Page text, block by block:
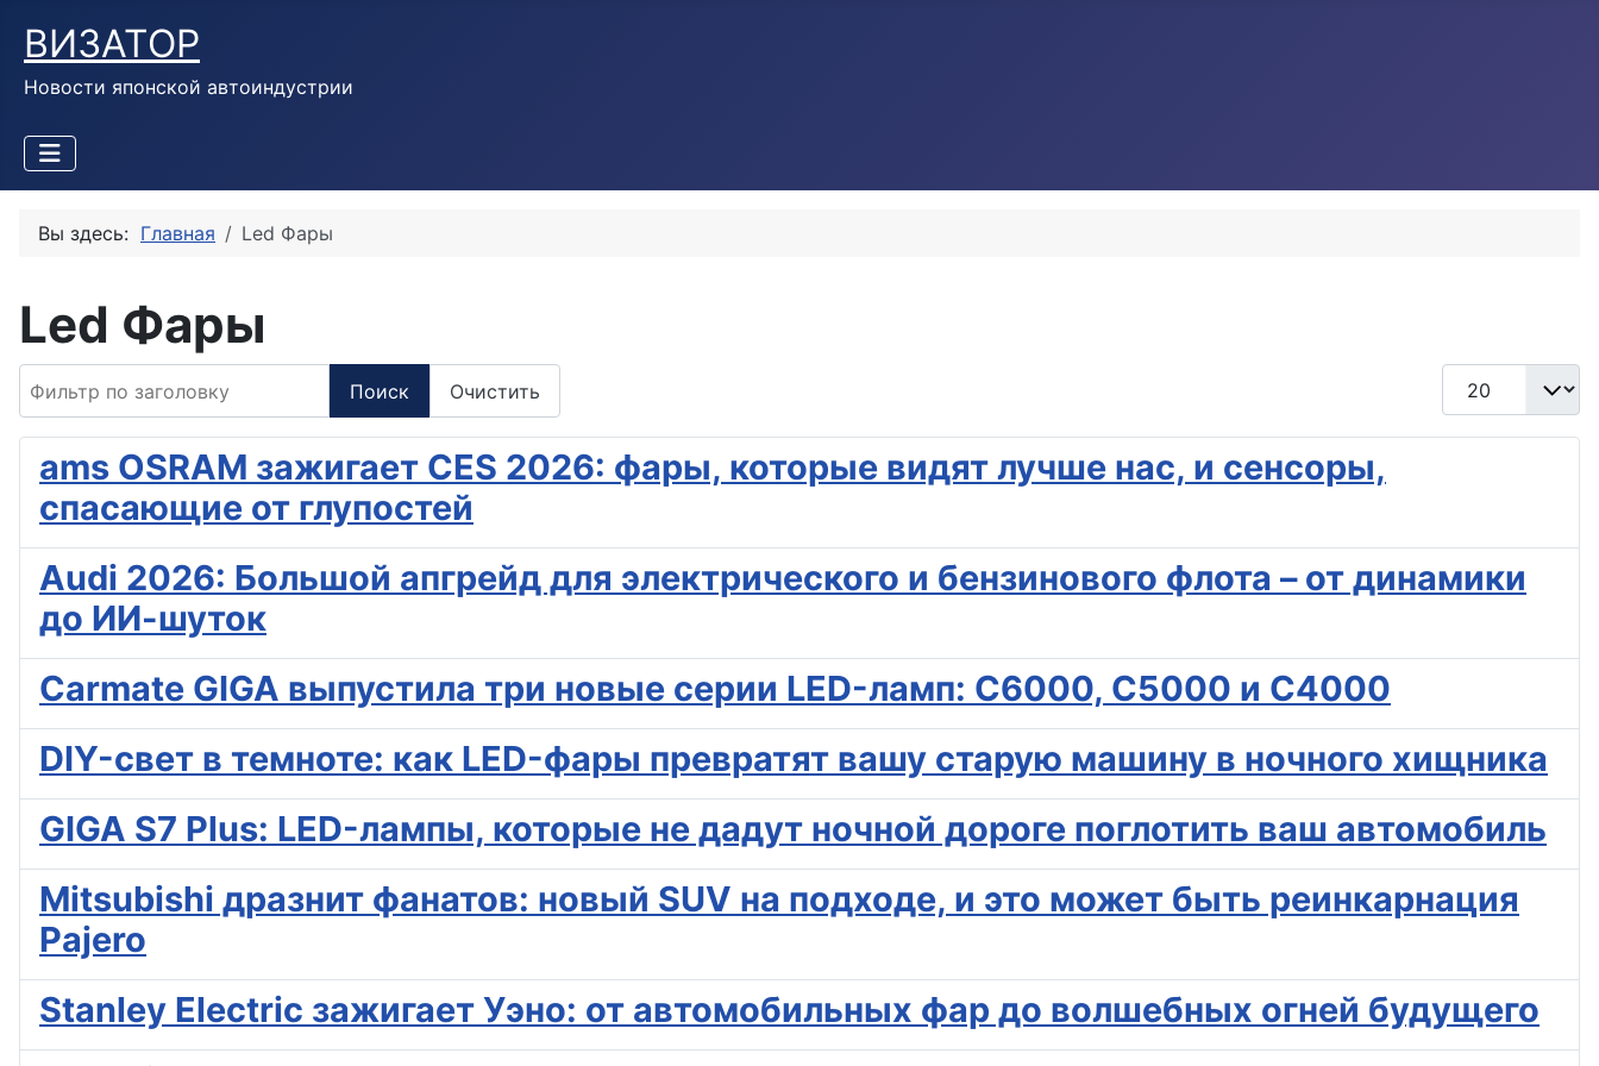
ВИЗАТОР
Новости японской автоиндустрии
Вы здесь: Главная Led Фары
Led Фары
Поиск Очистить
Кол-во строк:
ams OSRAM зажигает CES 2026: фары, которые видят лучше нас, и сенсоры,
спасающие от глупостей
Audi 2026: Большой апгрейд для электрического и бензинового флота – от динамики
до ИИ-шуток
Carmate GIGA выпустила три новые серии LED-ламп: C6000, C5000 и C4000
DIY-свет в темноте: как LED-фары превратят вашу старую машину в ночного хищника
GIGA S7 Plus: LED-лампы, которые не дадут ночной дороге поглотить ваш автомобиль
Mitsubishi дразнит фанатов: новый SUV на подходе, и это может быть реинкарнация
Pajero
Stanley Electric зажигает Уэно: от автомобильных фар до волшебных огней будущего